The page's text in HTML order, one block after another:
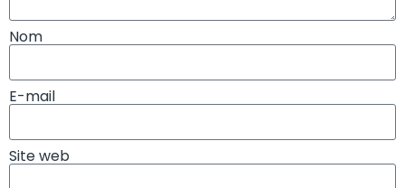
Nom
E-mail
Site web